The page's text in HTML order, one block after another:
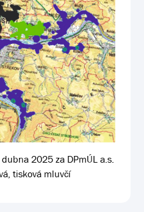
2025 za DPmÚL a.s.
tisková mluvčí